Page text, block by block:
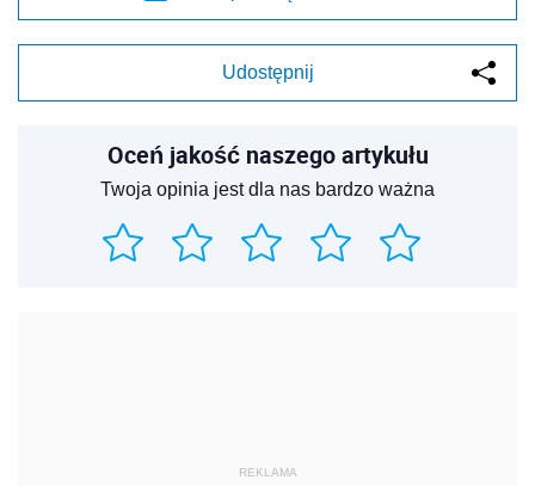
Udostępnij
Oceń jakość naszego artykułu
Twoja opinia jest dla nas bardzo ważna
REKLAMA